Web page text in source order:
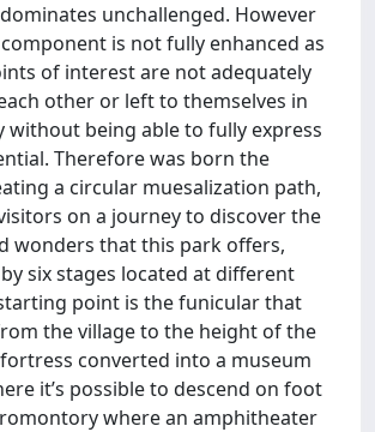
unchallenged. However
is not fully enhanced as
of interest are not adequately
other or left to themselves in
without being able to fully express
Therefore was born the
a circular muesalization path,
on a journey to discover the
wonders that this park offers,
six stages located at different
point is the funicular that
the village to the height of the
converted into a museum
it’s possible to descend on foot
where an amphitheater